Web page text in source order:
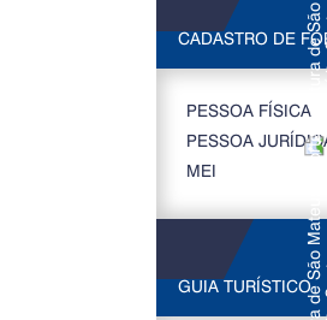
CADASTRO DE
PESSOA FÍSICA
PESSOA
MEI
GUIA TURÍSTICO